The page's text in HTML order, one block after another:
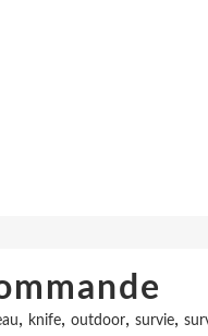
, knife, outdoor, survie,